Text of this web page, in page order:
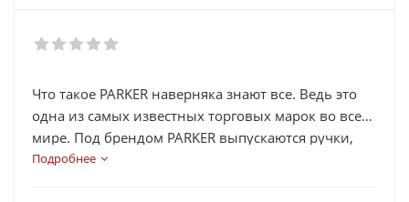
Что такое PARKER наверняка знают все. Ведь это
одна из самых известных торговых марок во всем
мире. Под брендом PARKER выпускаются ручки,
которыми были подписаны самые значимые
Подробнее